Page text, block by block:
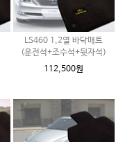
LS460 1,2열 바닥매트
(운전석+조수석+뒷자석)
112,500원